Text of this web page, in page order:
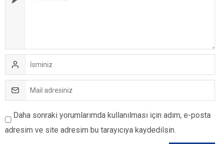
Daha sonraki yorumlarımda kullanılması için adım, e-posta
adresim ve site adresim bu tarayıcıya kaydedilsin.